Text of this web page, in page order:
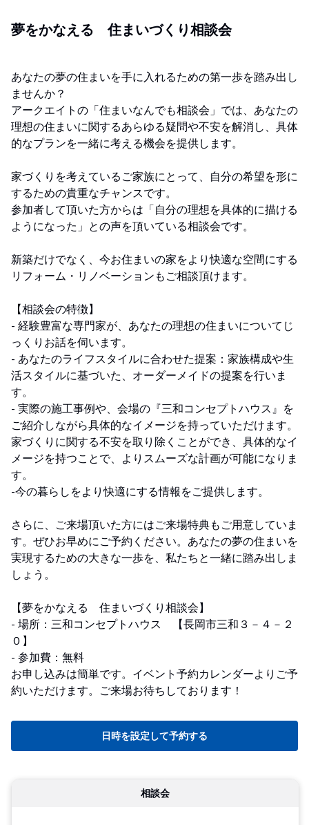
夢をかなえる 住まいづくり相談会
あなたの夢の住まいを手に入れるための第一歩を踏み出し
ませんか？
アークエイトの「住まいなんでも相談会」では、あなたの
理想の住まいに関するあらゆる疑問や不安を解消し、具体
的なプランを一緒に考える機会を提供します。
家づくりを考えているご家族にとって、自分の希望を形に
するための貴重なチャンスです。
参加者して頂いた方からは「自分の理想を具体的に描ける
ようになった」との声を頂いている相談会です。
新築だけでなく、今お住まいの家をより快適な空間にする
リフォーム・リノベーションもご相談頂けます。
【相談会の特徴】
- 経験豊富な専門家が、あなたの理想の住まいについてじ
っくりお話を伺います。
- あなたのライフスタイルに合わせた提案：家族構成や生
活スタイルに基づいた、オーダーメイドの提案を行いま
す。
- 実際の施工事例や、会場の『三和コンセプトハウス』を
ご紹介しながら具体的なイメージを持っていただけます。
家づくりに関する不安を取り除くことができ、具体的なイ
メージを持つことで、よりスムーズな計画が可能になりま
す。
-今の暮らしをより快適にする情報をご提供します。
さらに、ご来場頂いた方にはご来場特典もご用意していま
す。ぜひお早めにご予約ください。あなたの夢の住まいを
実現するための大きな一歩を、私たちと一緒に踏み出しま
しょう。
【夢をかなえる 住まいづくり相談会】
- 場所：三和コンセプトハウス 【長岡市三和３－４－２
０】
- 参加費：無料
お申し込みは簡単です。イベント予約カレンダーよりご予
約いただけます。ご来場お待ちしております！
日時を設定して予約する
相談会